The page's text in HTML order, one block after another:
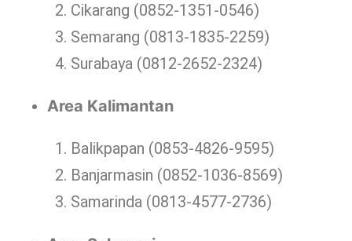
Cikarang (0852-1351-0546)
Semarang (0813-1835-2259)
Surabaya (0812-2652-2324)
Area Kalimantan
Balikpapan (0853-4826-9595)
Banjarmasin (0852-1036-8569)
Samarinda (0813-4577-2736)